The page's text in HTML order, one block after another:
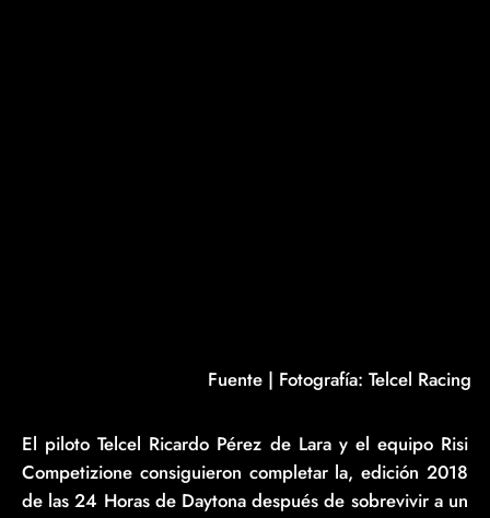
Fuente | Fotografía: Telcel Racing
El piloto Telcel Ricardo Pérez de Lara y el equipo Risi
Competizione consiguieron completar la, edición 2018
de las 24 Horas de Daytona después de sobrevivir a un